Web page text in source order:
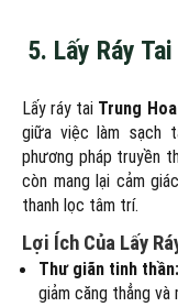
5. Lấy Ráy
Lấy ráy tai Trung Hoa
giữa việc làm sạch
phương pháp truyền
còn mang lại cảm
thanh lọc tâm trí.
Lợi Ích Của Lấy
Thư giãn tinh thần:
giảm căng thẳng và